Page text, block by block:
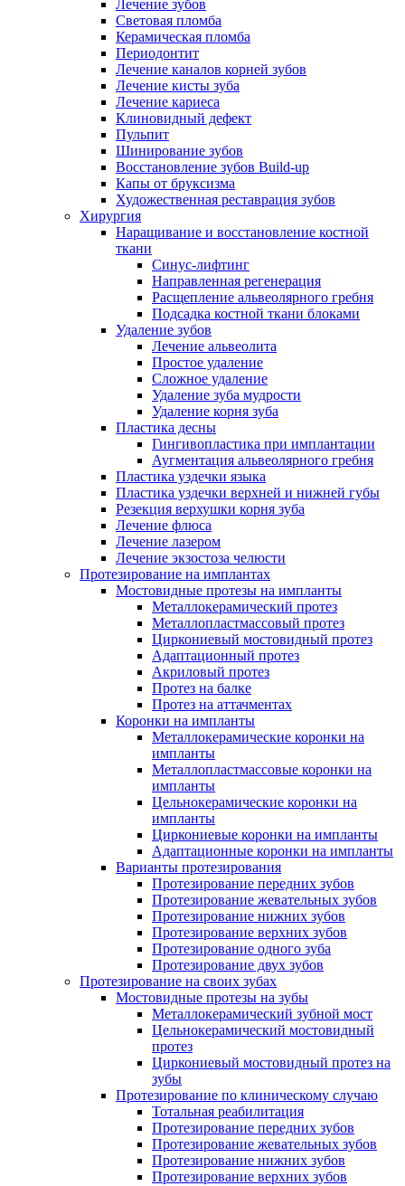
Лечение зубов
Световая пломба
Керамическая пломба
Периодонтит
Лечение каналов корней зубов
Лечение кисты зуба
Лечение кариеса
Клиновидный дефект
Пульпит
Шинирование зубов
Восстановление зубов Build-up
Капы от бруксизма
Художественная реставрация зубов
Хирургия
Наращивание и восстановление костной
ткани
Синус-лифтинг
Направленная регенерация
Расщепление альвеолярного гребня
Подсадка костной ткани блоками
Удаление зубов
Лечение альвеолита
Простое удаление
Сложное удаление
Удаление зуба мудрости
Удаление корня зуба
Пластика десны
Гингивопластика при имплантации
Аугментация альвеолярного гребня
Пластика уздечки языка
Пластика уздечки верхней и нижней губы
Резекция верхушки корня зуба
Лечение флюса
Лечение лазером
Лечение экзостоза челюсти
Протезирование на имплантах
Мостовидные протезы на импланты
Металлокерамический протез
Металлопластмассовый протез
Циркониевый мостовидный протез
Адаптационный протез
Акриловый протез
Протез на балке
Протез на аттачментах
Коронки на импланты
Металлокерамические коронки на
импланты
Металлопластмассовые коронки на
импланты
Цельнокерамические коронки на
импланты
Циркониевые коронки на импланты
Адаптационные коронки на импланты
Варианты протезирования
Протезирование передних зубов
Протезирование жевательных зубов
Протезирование нижних зубов
Протезирование верхних зубов
Протезирование одного зуба
Протезирование двух зубов
Протезирование на своих зубах
Мостовидные протезы на зубы
Металлокерамический зубной мост
Цельнокерамический мостовидный
протез
Циркониевый мостовидный протез на
зубы
Протезирование по клиническому случаю
Тотальная реабилитация
Протезирование передних зубов
Протезирование жевательных зубов
Протезирование нижних зубов
Протезирование верхних зубов